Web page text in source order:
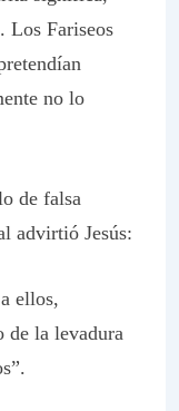
Los Fariseos
no lo
de falsa
advirtió Jesús:
ellos,
de la levadura